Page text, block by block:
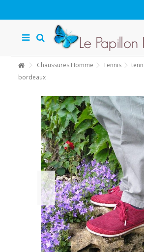
Chaussures Homme Tennis
bordeaux